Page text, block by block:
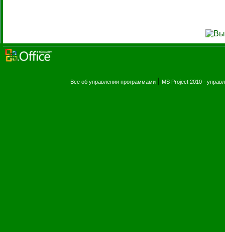
Все об управлении программами MS Project 2010 -